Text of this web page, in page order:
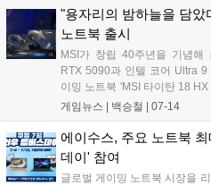
단순한 부품 공급을 넘어 엔비
럼 소비자가 믿고 선택할 수
인증 마크로 자리 잡는 것을 목
"용자리의 밤하늘을 담
노트북 출시
MSI가 창립 40주년을 기념해
RTX 5090과 인텔 코어 Ultra
이밍 노트북 'MSI 타이탄 18
식 출시했다. 이번 신제품은 북
의 플레이 환경을 원하는 게이
게임뉴스 | 백승철 | 07-14
에이수스, 주요 노트북
데이' 참여
글로벌 게이밍 노트북 시장을